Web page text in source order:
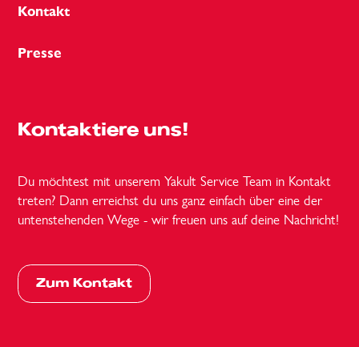
Kontakt
Presse
Kontaktiere uns!
Du möchtest mit unserem Yakult Service Team in Kontakt
treten? Dann erreichst du uns ganz einfach über eine der
untenstehenden Wege - wir freuen uns auf deine Nachricht!
Zum Kontakt